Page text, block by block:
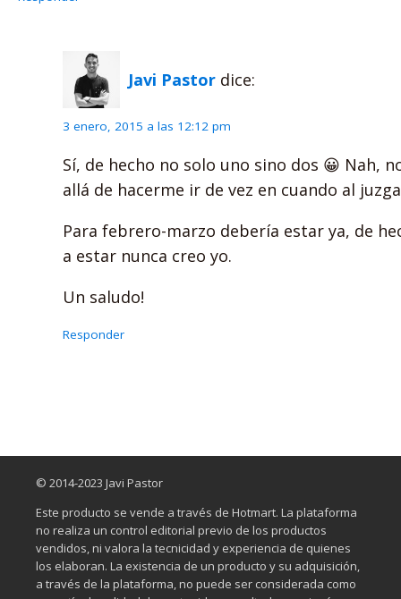
Javi Pastor dice:
3 enero, 2015 a las 12:12 pm
Sí, de hecho no solo uno sino dos 😀 Nah,
allá de hacerme ir de vez en cuando al
Para febrero-marzo debería estar ya, de
a estar nunca creo yo.
Un saludo!
Responder
© 2014-2023 Javi Pastor
Este producto se vende a través de Hotmart. La plataforma
no realiza un control editorial previo de los productos
vendidos, ni valora la tecnicidad y experiencia de quienes
los elaboran. La existencia de un producto y su adquisición,
a través de la plataforma, no puede ser considerada como